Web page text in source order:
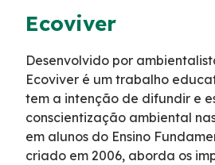
Cargas Especiais
Faixa de Domínio
Ecoviver
Desenvolvido por
Ecoviver é um trabalho
tem a intenção de difundir e
conscientização ambiental
em alunos do Ensino
criado em 2006, aborda os